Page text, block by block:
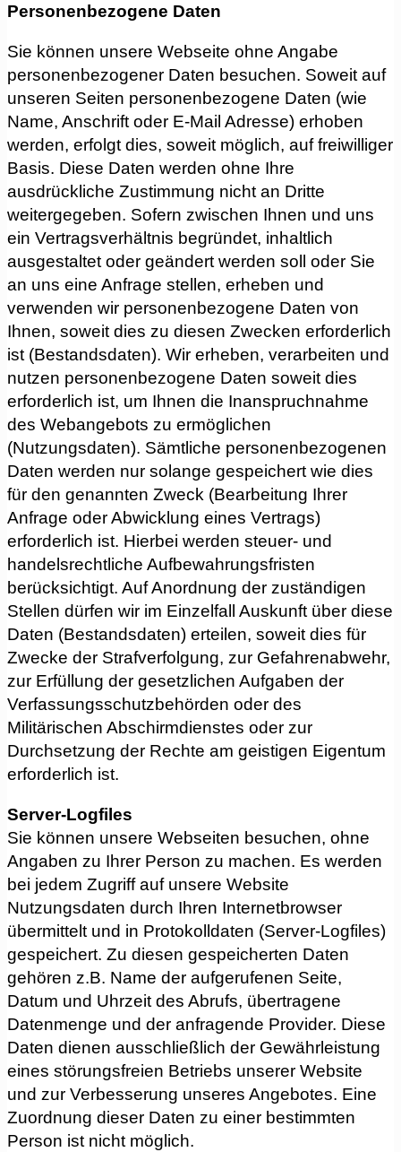
Personenbezogene Daten
Sie können unsere Webseite ohne Angabe
personenbezogener Daten besuchen. Soweit auf
unseren Seiten personenbezogene Daten (wie
Name, Anschrift oder E-Mail Adresse) erhoben
werden, erfolgt dies, soweit möglich, auf freiwilliger
Basis. Diese Daten werden ohne Ihre
ausdrückliche Zustimmung nicht an Dritte
weitergegeben. Sofern zwischen Ihnen und uns
ein Vertragsverhältnis begründet, inhaltlich
ausgestaltet oder geändert werden soll oder Sie
an uns eine Anfrage stellen, erheben und
verwenden wir personenbezogene Daten von
Ihnen, soweit dies zu diesen Zwecken erforderlich
ist (Bestandsdaten). Wir erheben, verarbeiten und
nutzen personenbezogene Daten soweit dies
erforderlich ist, um Ihnen die Inanspruchnahme
des Webangebots zu ermöglichen
(Nutzungsdaten). Sämtliche personenbezogenen
Daten werden nur solange gespeichert wie dies
für den genannten Zweck (Bearbeitung Ihrer
Anfrage oder Abwicklung eines Vertrags)
erforderlich ist. Hierbei werden steuer- und
handelsrechtliche Aufbewahrungsfristen
berücksichtigt. Auf Anordnung der zuständigen
Stellen dürfen wir im Einzelfall Auskunft über diese
Daten (Bestandsdaten) erteilen, soweit dies für
Zwecke der Strafverfolgung, zur Gefahrenabwehr,
zur Erfüllung der gesetzlichen Aufgaben der
Verfassungsschutzbehörden oder des
Militärischen Abschirmdienstes oder zur
Durchsetzung der Rechte am geistigen Eigentum
erforderlich ist.
Server-Logfiles
Sie können unsere Webseiten besuchen, ohne
Angaben zu Ihrer Person zu machen. Es werden
bei jedem Zugriff auf unsere Website
Nutzungsdaten durch Ihren Internetbrowser
übermittelt und in Protokolldaten (Server-Logfiles)
gespeichert. Zu diesen gespeicherten Daten
gehören z.B. Name der aufgerufenen Seite,
Datum und Uhrzeit des Abrufs, übertragene
Datenmenge und der anfragende Provider. Diese
Daten dienen ausschließlich der Gewährleistung
eines störungsfreien Betriebs unserer Website
und zur Verbesserung unseres Angebotes. Eine
Zuordnung dieser Daten zu einer bestimmten
Person ist nicht möglich.